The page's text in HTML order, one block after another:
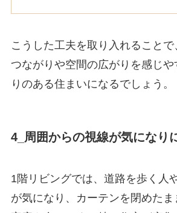
こうした工夫を取り入れること
つながりや空間の広がりを感じや
りのある住まいになるでしょう。
4_周囲からの視線が気になり
1階リビングでは、道路を歩く人
が気になり、カーテンを閉めた